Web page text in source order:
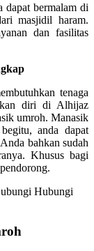
dapat bermalam di
masjidil haram.
dan fasilitas
tenaga
diri di Alhijaz
umroh. Manasik
anda dapat
bahkan sudah
Khusus bagi